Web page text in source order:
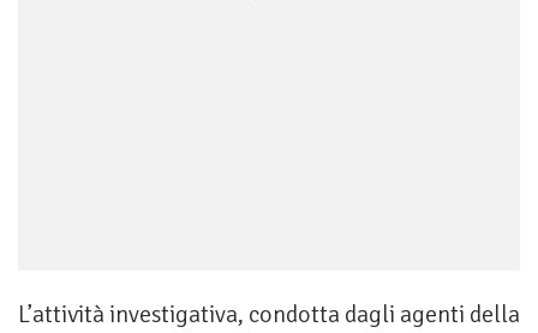
L’attività investigativa, condotta dagli agenti della